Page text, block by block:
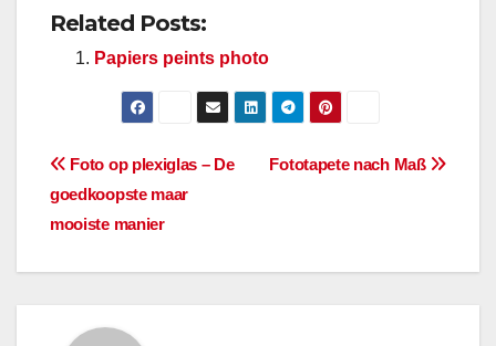
Related Posts:
Papiers peints photo
BerichtnavigatieFototapete nach Maß
Foto op plexiglas – De
goedkoopste maar
mooiste manier